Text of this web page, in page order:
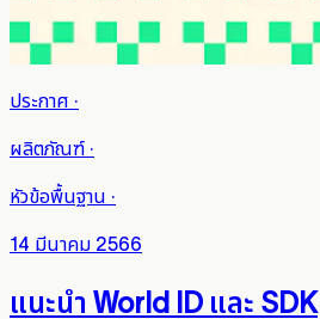
ประกาศ ·
ผลิตภัณฑ์ ·
หัวข้อพื้นฐาน ·
14 มีนาคม 2566
แนะนำ World ID และ SDK